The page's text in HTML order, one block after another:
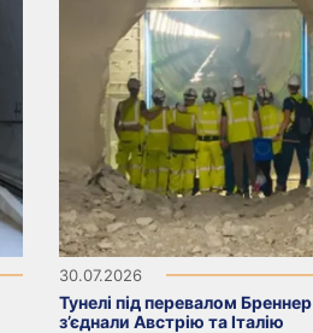
30.07.2026
Тунелі під перевалом Бреннер
з’єднали Австрію та Італію